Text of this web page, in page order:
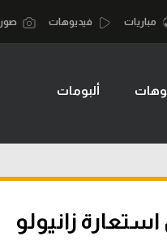
مباريات فيديوهات صور
ألبومات
زانيولو